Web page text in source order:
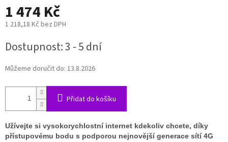
1 474 Kč
1 218,18 Kč bez DPH
cena:
Dostupnost: 3 - 5 dní
Můžeme doručit do: 13.8.2026
Přidat do košíku
Užívejte si vysokorychlostní internet kdekoliv chcete, díky
přístupovému bodu s podporou nejnovější generace sítí 4G